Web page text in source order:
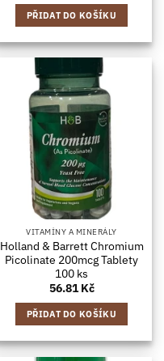
PŘIDAT DO KOŠÍKU
VITAMÍNY A MINERÁLY
Holland & Barrett Chromium
Picolinate 200mcg Tablety
100 ks
56.81Kč
PŘIDAT DO KOŠÍKU